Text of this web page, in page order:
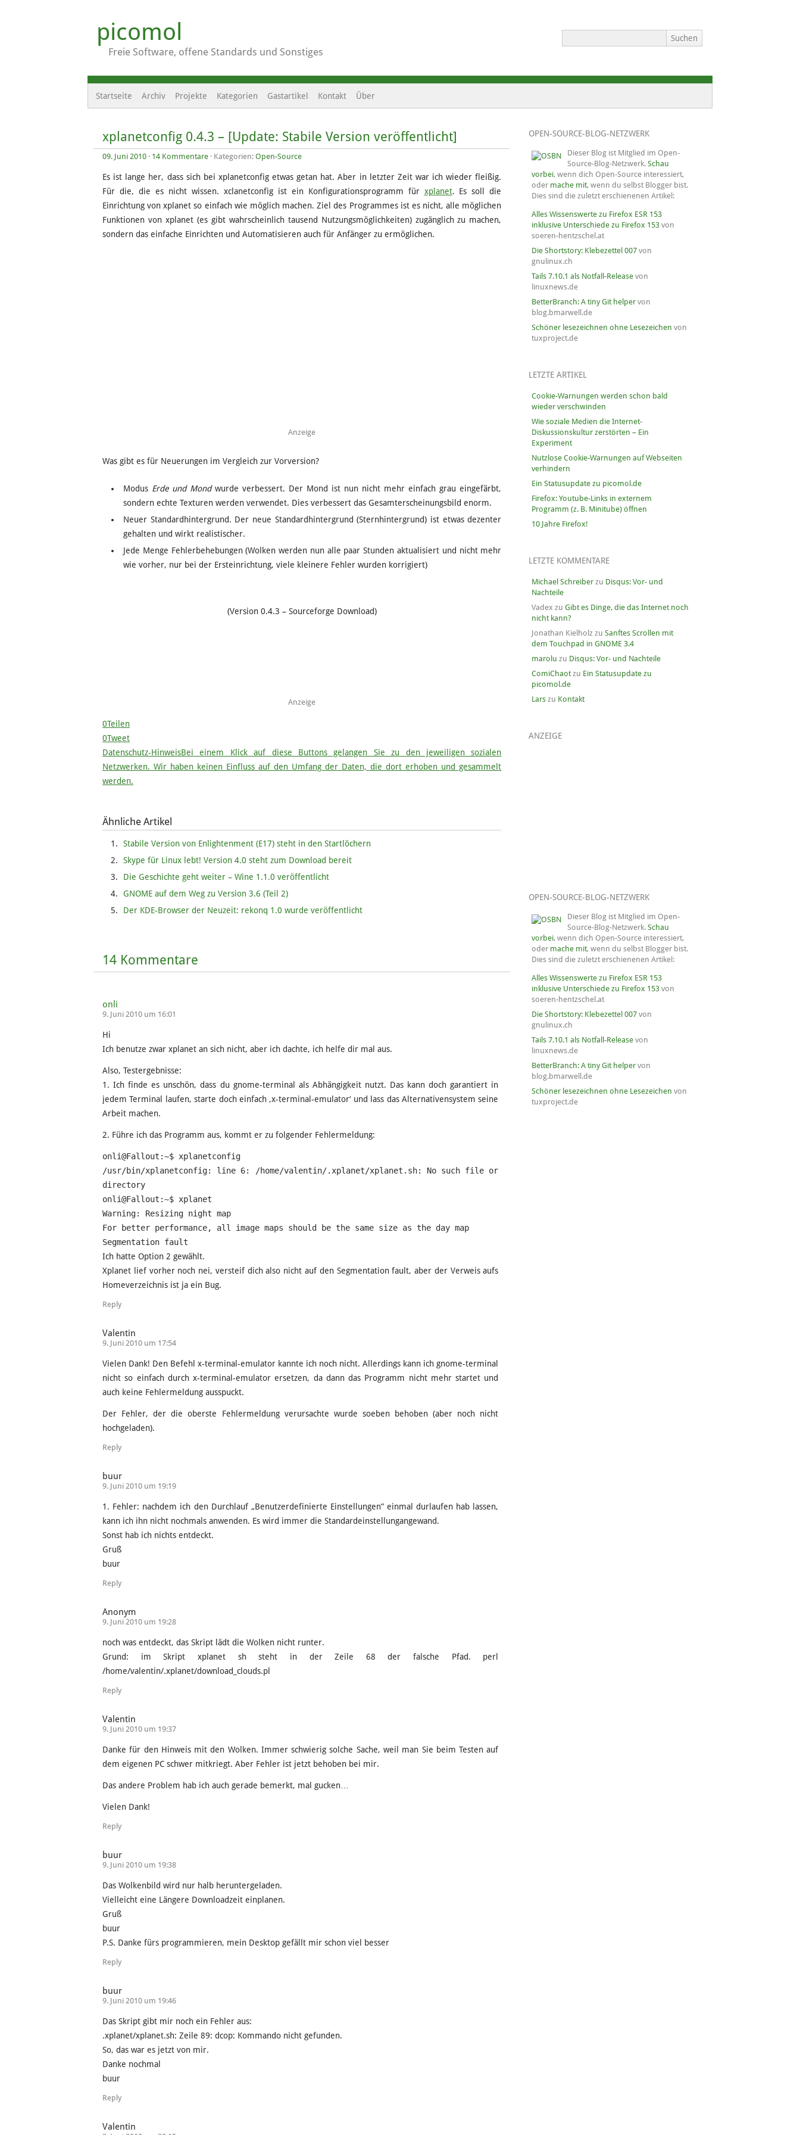
picomol
Freie Software, offene Standards und Sonstiges
Startseite Archiv Projekte Kategorien Gastartikel Kontakt Über
xplanetconfig 0.4.3 – [Update: Stabile Version veröffentlicht]
09. Juni 2010 · 14 Kommentare · Kategorien: Open-Source
Es ist lange her, dass sich bei xplanetconfig etwas getan hat. Aber in letzter Zeit war ich wieder fleißig.
Für die, die es nicht wissen. xclanetconfig ist ein Konfigurationsprogramm für xplanet. Es soll die
Einrichtung von xplanet so einfach wie möglich machen. Ziel des Programmes ist es nicht, alle möglichen
Funktionen von xplanet (es gibt wahrscheinlich tausend Nutzungsmöglichkeiten) zugänglich zu machen,
sondern das einfache Einrichten und Automatisieren auch für Anfänger zu ermöglichen.
Anzeige
Was gibt es für Neuerungen im Vergleich zur Vorversion?
Modus Erde und Mondwurde verbessert. Der Mond ist nun nicht mehr einfach grau eingefärbt,
sondern echte Texturen werden verwendet. Dies verbessert das Gesamterscheinungsbild enorm.
Neuer Standardhintergrund. Der neue Standardhintergrund (Sternhintergrund) ist etwas dezenter
gehalten und wirkt realistischer.
Jede Menge Fehlerbehebungen (Wolken werden nun alle paar Stunden aktualisiert und nicht mehr
wie vorher, nur bei der Ersteinrichtung, viele kleinere Fehler wurden korrigiert)
(Version 0.4.3 – Sourceforge Download)
Anzeige
0Teilen
0Tweet
Datenschutz-HinweisBei einem Klick auf diese Buttons gelangen Sie zu den jeweiligen sozialen
Netzwerken. Wir haben keinen Einfluss auf den Umfang der Daten, die dort erhoben und gesammelt
werden.
Ähnliche Artikel
Stabile Version von Enlightenment (E17) steht in den Startlöchern
Skype für Linux lebt! Version 4.0 steht zum Download bereit
Die Geschichte geht weiter – Wine 1.1.0 veröffentlicht
GNOME auf dem Weg zu Version 3.6 (Teil 2)
Der KDE-Browser der Neuzeit: rekonq 1.0 wurde veröffentlicht
14 Kommentare
onli
9. Juni 2010 um 16:01
Hi
Ich benutze zwar xplanet an sich nicht, aber ich dachte, ich helfe dir mal aus.
Also, Testergebnisse:
1. Ich finde es unschön, dass du gnome-terminal als Abhängigkeit nutzt. Das kann doch garantiert in
jedem Terminal laufen, starte doch einfach ‚x-terminal-emulator‘ und lass das Alternativensystem seine
Arbeit machen.
2. Führe ich das Programm aus, kommt er zu folgender Fehlermeldung:
onli@Fallout:~$ xplanetconfig
/usr/bin/xplanetconfig: line 6: /home/valentin/.xplanet/xplanet.sh: No such file or
directory
onli@Fallout:~$ xplanet
Warning: Resizing night map
For better performance, all image maps should be the same size as the day map
Segmentation fault
Ich hatte Option 2 gewählt.
Xplanet lief vorher noch nei, versteif dich also nicht auf den Segmentation fault, aber der Verweis aufs
Homeverzeichnis ist ja ein Bug.
Reply
Valentin
9. Juni 2010 um 17:54
Vielen Dank! Den Befehl x-terminal-emulator kannte ich noch nicht. Allerdings kann ich gnome-terminal
nicht so einfach durch x-terminal-emulator ersetzen, da dann das Programm nicht mehr startet und
auch keine Fehlermeldung ausspuckt.
Der Fehler, der die oberste Fehlermeldung verursachte wurde soeben behoben (aber noch nicht
hochgeladen).
Reply
buur
9. Juni 2010 um 19:19
1. Fehler: nachdem ich den Durchlauf „Benutzerdefinierte Einstellungen” einmal durlaufen hab lassen,
kann ich ihn nicht nochmals anwenden. Es wird immer die Standardeinstellungangewand.
Sonst hab ich nichts entdeckt.
Gruß
buur
Reply
Anonym
9. Juni 2010 um 19:28
noch was entdeckt, das Skript lädt die Wolken nicht runter.
Grund: im Skript xplanet sh steht in der Zeile 68 der falsche Pfad. perl
/home/valentin/.xplanet/download_clouds.pl
Reply
Valentin
9. Juni 2010 um 19:37
Danke für den Hinweis mit den Wolken. Immer schwierig solche Sache, weil man Sie beim Testen auf
dem eigenen PC schwer mitkriegt. Aber Fehler ist jetzt behoben bei mir.
Das andere Problem hab ich auch gerade bemerkt, mal gucken…
Vielen Dank!
Reply
buur
9. Juni 2010 um 19:38
Das Wolkenbild wird nur halb heruntergeladen.
Vielleicht eine Längere Downloadzeit einplanen.
Gruß
buur
P.S. Danke fürs programmieren, mein Desktop gefällt mir schon viel besser
Reply
buur
9. Juni 2010 um 19:46
Das Skript gibt mir noch ein Fehler aus:
.xplanet/xplanet.sh: Zeile 89: dcop: Kommando nicht gefunden.
So, das war es jetzt von mir.
Danke nochmal
buur
Reply
Valentin
OPEN-SOURCE-BLOG-NETZWERK
Dieser Blog ist Mitglied im Open-
Source-Blog-Netzwerk.Schau
vorbei, wenn dich Open-Source interessiert,
oder mache mit, wenn du selbst Blogger bist.
Dies sind die zuletzt erschienenen Artikel:
Alles Wissenswerte zu Firefox ESR 153
inklusive Unterschiede zu Firefox 153 von
soeren-hentzschel.at
Die Shortstory: Klebezettel 007 von
gnulinux.ch
Tails 7.10.1 als Notfall-Release von
linuxnews.de
BetterBranch: A tiny Git helper von
blog.bmarwell.de
Schöner lesezeichnen ohne Lesezeichen von
tuxproject.de
LETZTE ARTIKEL
Cookie-Warnungen werden schon bald
wieder verschwinden
Wie soziale Medien die Internet-
Diskussionskultur zerstörten – Ein
Experiment
Nutzlose Cookie-Warnungen auf Webseiten
verhindern
Ein Statusupdate zu picomol.de
Firefox: Youtube-Links in externem
Programm (z. B. Minitube) öffnen
10 Jahre Firefox!
LETZTE KOMMENTARE
Michael Schreiber zu Disqus: Vor- und
Nachteile
Vadex zuGibt es Dinge, die das Internet noch
nicht kann?
Jonathan Kielholz zuSanftes Scrollen mit
dem Touchpad in GNOME 3.4
marolu zu Disqus: Vor- und Nachteile
ComiChaotzu Ein Statusupdate zu
picomol.de
Lars zu Kontakt
ANZEIGE
OPEN-SOURCE-BLOG-NETZWERK
Dieser Blog ist Mitglied im Open-
Source-Blog-Netzwerk.Schau
vorbei, wenn dich Open-Source interessiert,
oder mache mit, wenn du selbst Blogger bist.
Dies sind die zuletzt erschienenen Artikel:
Alles Wissenswerte zu Firefox ESR 153
inklusive Unterschiede zu Firefox 153 von
soeren-hentzschel.at
Die Shortstory: Klebezettel 007 von
gnulinux.ch
Tails 7.10.1 als Notfall-Release von
linuxnews.de
BetterBranch: A tiny Git helper von
blog.bmarwell.de
Schöner lesezeichnen ohne Lesezeichen von
tuxproject.de